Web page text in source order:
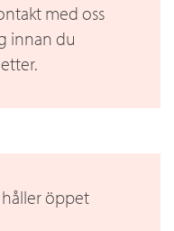
med oss
innan du
håller öppet